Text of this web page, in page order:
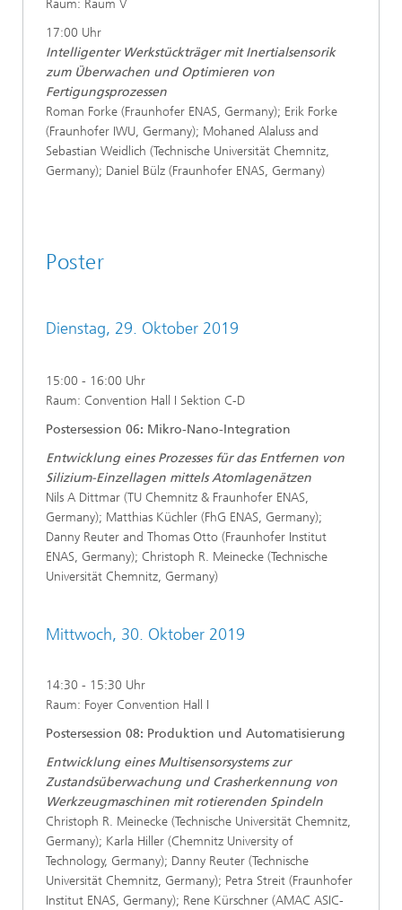
Raum: Raum V
17:00 Uhr
Intelligenter Werkstückträger mit Inertialsensorik
zum Überwachen und Optimieren von
Fertigungsprozessen
Roman Forke (Fraunhofer ENAS, Germany); Erik Forke
(Fraunhofer IWU, Germany); Mohaned Alaluss and
Sebastian Weidlich (Technische Universität Chemnitz,
Germany); Daniel Bülz (Fraunhofer ENAS, Germany)
Poster
Dienstag, 29. Oktober 2019
15:00 - 16:00 Uhr
Raum: Convention Hall I Sektion C-D
Postersession 06: Mikro-Nano-Integration
Entwicklung eines Prozesses für das Entfernen von
Silizium-Einzellagen mittels Atomlagenätzen
Nils A Dittmar (TU Chemnitz & Fraunhofer ENAS,
Germany); Matthias Küchler (FhG ENAS, Germany);
Danny Reuter and Thomas Otto (Fraunhofer Institut
ENAS, Germany); Christoph R. Meinecke (Technische
Universität Chemnitz, Germany)
Mittwoch, 30. Oktober 2019
14:30 - 15:30 Uhr
Raum: Foyer Convention Hall I
Postersession 08: Produktion und Automatisierung
Entwicklung eines Multisensorsystems zur
Zustandsüberwachung und Crasherkennung von
Werkzeugmaschinen mit rotierenden Spindeln
Christoph R. Meinecke (Technische Universität Chemnitz,
Germany); Karla Hiller (Chemnitz University of
Technology, Germany); Danny Reuter (Technische
Universität Chemnitz, Germany); Petra Streit (Fraunhofer
Institut ENAS, Germany); Rene Kürschner (AMAC ASIC-